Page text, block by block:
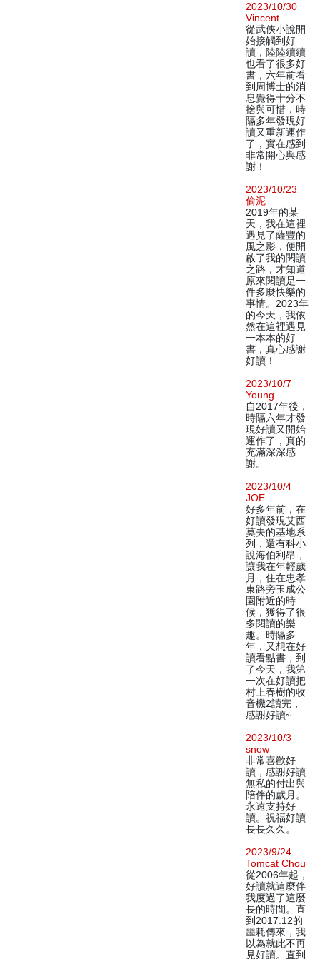
2023/10/30
Vincent
從武俠小說開
始接觸到好
讀，陸陸續續
也看了很多好
書，六年前看
到周博士的消
息覺得十分不
捨與可惜，時
隔多年發現好
讀又重新運作
了，實在感到
非常開心與感
謝！
2023/10/23
偷泥
2019年的某
天，我在這裡
遇見了薩豐的
風之影，便開
啟了我的閱讀
之路，才知道
原來閱讀是一
件多麼快樂的
事情。2023年
的今天，我依
然在這裡遇見
一本本的好
書，真心感謝
好讀！
2023/10/7
Young
自2017年後，
時隔六年才發
現好讀又開始
運作了，真的
充滿深深感
謝。
2023/10/4
JOE
好多年前，在
好讀發現艾西
莫夫的基地系
列，還有科小
說海伯利昂，
讓我在年輕歲
月，住在忠孝
東路旁玉成公
園附近的時
候，獲得了很
多閱讀的樂
趣。時隔多
年，又想在好
讀看點書，到
了今天，我第
一次在好讀把
村上春樹的收
音機2讀完，
感謝好讀~
2023/10/3
snow
非常喜歡好
讀，感謝好讀
無私的付出與
陪伴的歲月。
永遠支持好
讀。祝福好讀
長長久久。
2023/9/24
Tomcat Chou
從2006年起，
好讀就這麼伴
我度過了這麼
長的時間。直
到2017.12的
噩耗傳來，我
以為就此不再
見好讀。直到